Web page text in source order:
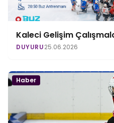
Kaleci Gelişim
DUYURU25.06.2026
Haber